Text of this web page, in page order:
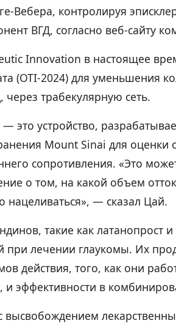
Вебера, контролируя
ВГД, согласно веб-сайту
Innovation в настоящее
(OTI-2024) для уменьшения
трабекулярную сеть.
это устройство,
Mount Sinai для оценки
сопротивления. «Это
о том, на какой объем
нацеливаться», — сказал Цай.
такие как латанопрост
при лечении глаукомы. Их
действия, того, как они
и эффективности в